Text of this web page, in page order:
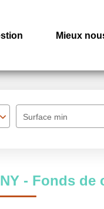
Mieux
Surface min
- Fonds de